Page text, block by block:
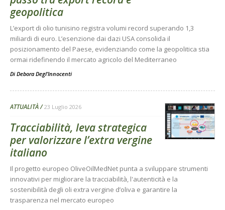
geopolitica
L’export di olio tunisino registra volumi record superando 1,3
miliardi di euro. L’esenzione dai dazi USA consolida il
posizionamento del Paese, evidenziando come la geopolitica stia
ormai ridefinendo il mercato agricolo del Mediterraneo
Di Debora Degl’Innocenti
ATTUALITÀ 23 Luglio 2026
Tracciabilità, leva strategica
per valorizzare l’extra vergine
italiano
Il progetto europeo OliveOilMedNet punta a sviluppare strumenti
innovativi per migliorare la tracciabilità, l'autenticità e la
sostenibilità degli oli extra vergine d’oliva e garantire la
trasparenza nel mercato europeo